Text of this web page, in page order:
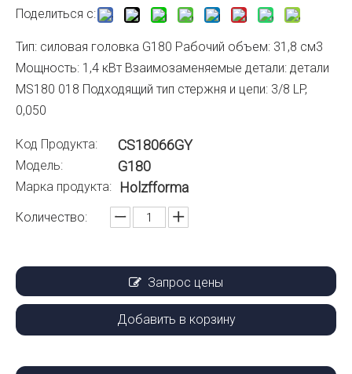
Поделиться с:
Тип: силовая головка G180 Рабочий объем: 31,8 см3
Мощность: 1,4 кВт Взаимозаменяемые детали: детали
MS180 018 Подходящий тип стержня и цепи: 3/8 LP,
0,050
Код Продукта: CS18066GY
Модель: G180
Марка продукта: Holzfforma
Количество:
Запрос цены
Добавить в корзину